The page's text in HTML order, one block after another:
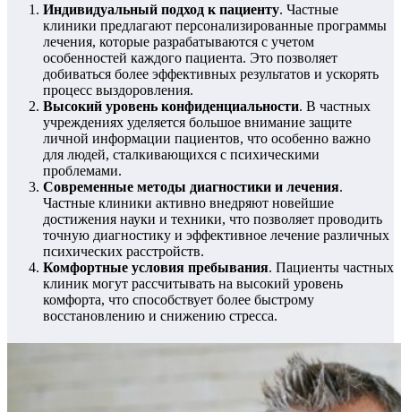
Индивидуальный подход к пациенту. Частные
клиники предлагают персонализированные программы
лечения, которые разрабатываются с учетом
особенностей каждого пациента. Это позволяет
добиваться более эффективных результатов и ускорять
процесс выздоровления.
Высокий уровень конфиденциальности. В частных
учреждениях уделяется большое внимание защите
личной информации пациентов, что особенно важно
для людей, сталкивающихся с психическими
проблемами.
Современные методы диагностики и лечения.
Частные клиники активно внедряют новейшие
достижения науки и техники, что позволяет проводить
точную диагностику и эффективное лечение различных
психических расстройств.
Комфортные условия пребывания. Пациенты частных
клиник могут рассчитывать на высокий уровень
комфорта, что способствует более быстрому
восстановлению и снижению стресса.